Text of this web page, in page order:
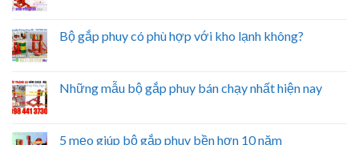
Bộ gắp phuy có phù hợp với kho lạnh không?
Những mẫu bộ gắp phuy bán chạy nhất hiện nay
5 mẹo giúp bộ gắp phuy bền hơn 10 năm